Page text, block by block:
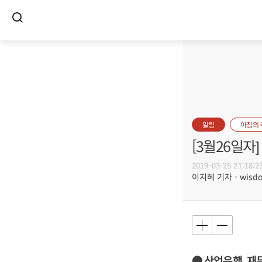
알림 아침의
[3월26일자
2019-03-25
이지혜 기자 -